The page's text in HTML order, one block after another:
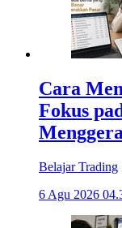
Cara
Fokus
Belajar Trading
6 Agu 2026